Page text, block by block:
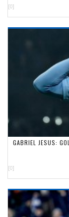
[0]
GABRIEL JESUS:
[0]